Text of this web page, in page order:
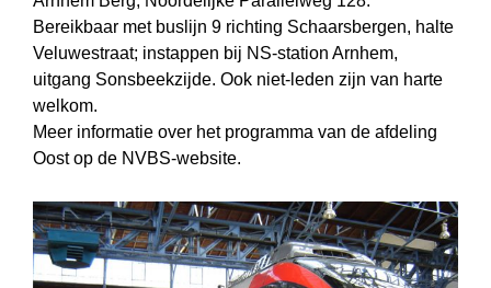
Bereikbaar met buslijn 9 richting Schaarsbergen, halte
Veluwestraat; instappen bij NS-station Arnhem,
uitgang Sonsbeekzijde. Ook niet-leden zijn van harte
welkom.
Meer informatie over het programma van de afdeling
Oost op de NVBS-website.